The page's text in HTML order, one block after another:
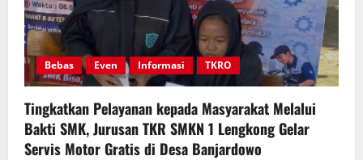
Bebas Even Informasi TKRO
Tingkatkan Pelayanan kepada Masyarakat Melalui
Bakti SMK, Jurusan TKR SMKN 1 Lengkong Gelar
Servis Motor Gratis di Desa Banjardowo